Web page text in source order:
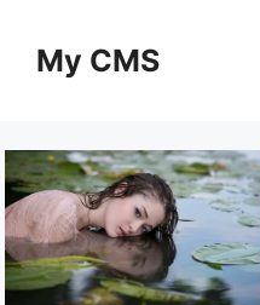
contentMy CMS